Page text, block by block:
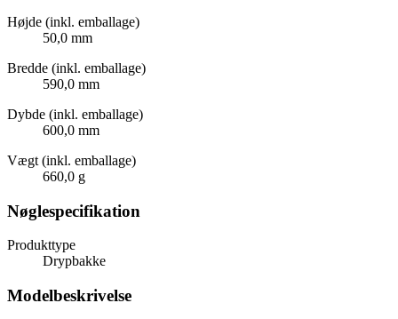
Højde (inkl. emballage)
50,0 mm
Bredde (inkl. emballage)
590,0 mm
Dybde (inkl. emballage)
600,0 mm
Vægt (inkl. emballage)
660,0 g
Nøglespecifikation
Produkttype
Drypbakke
Modelbeskrivelse